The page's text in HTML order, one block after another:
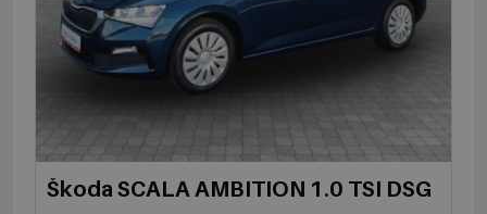
Škoda SCALA AMBITION 1.0 TSI DSG